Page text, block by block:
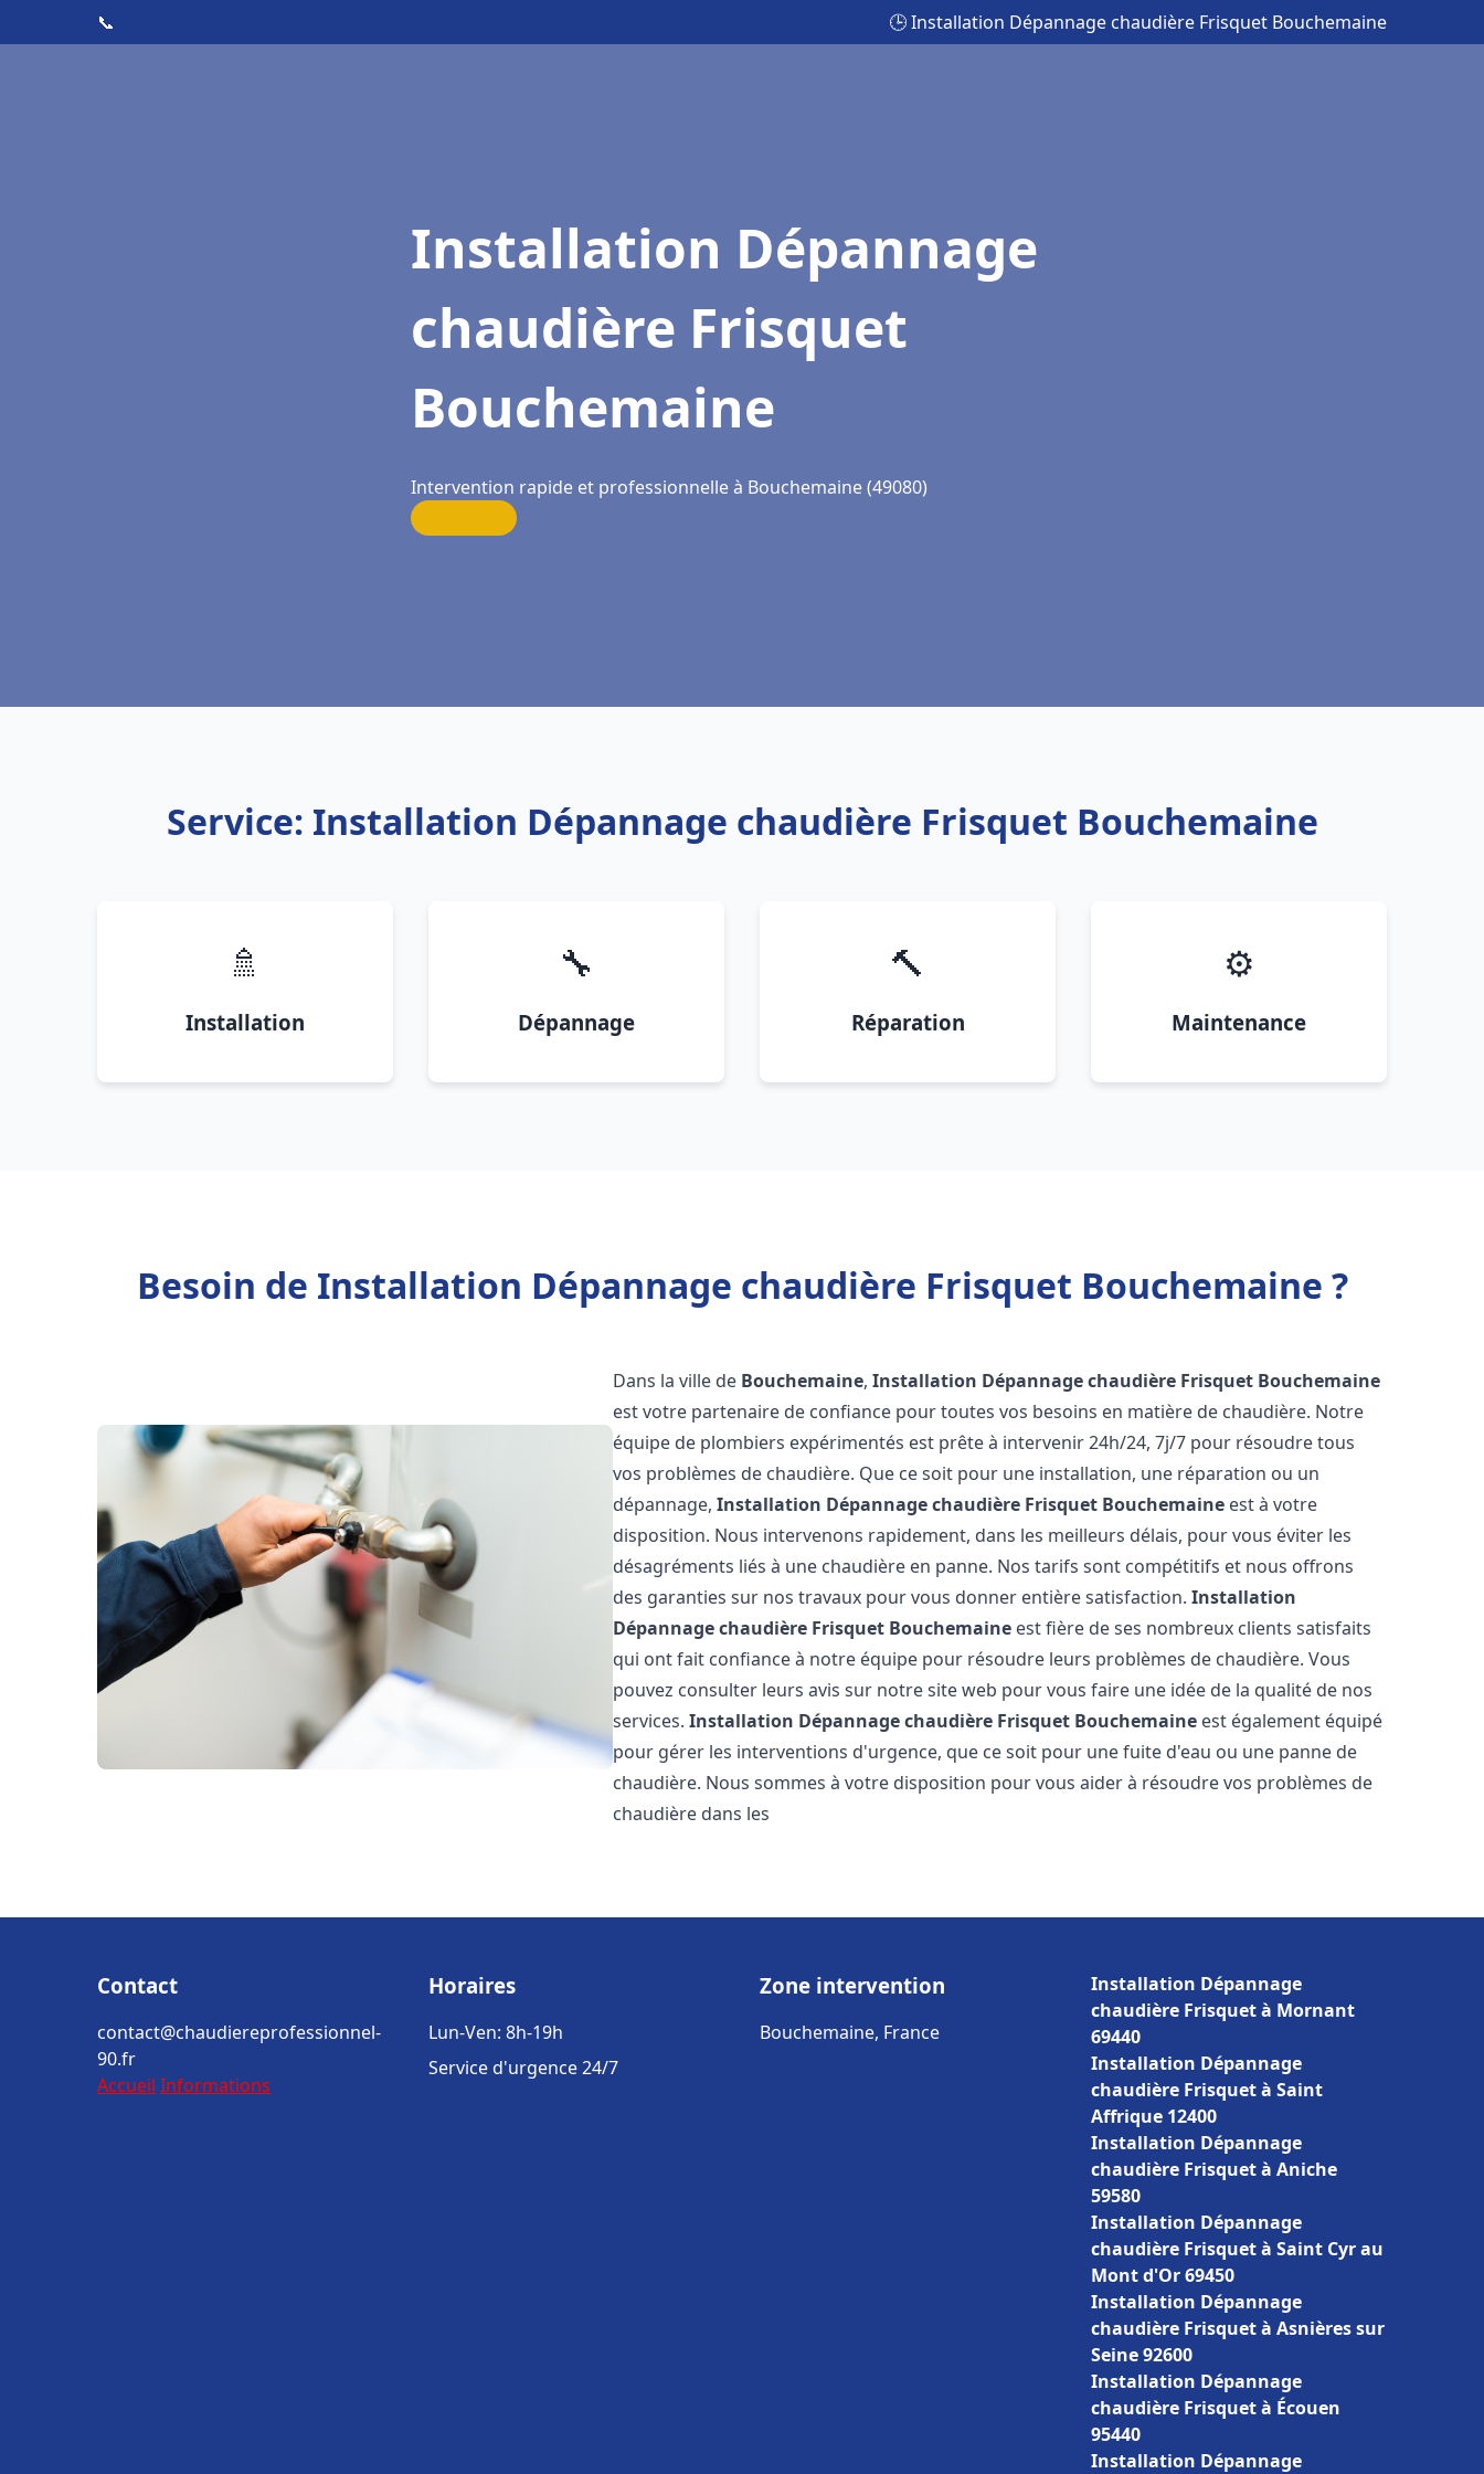
📞 🕒 Installation Dépannage chaudière Frisquet Bouchemaine
Installation Dépannage
chaudière Frisquet
Bouchemaine
Intervention rapide et professionnelle à Bouchemaine (49080)
Service: Installation Dépannage chaudière Frisquet Bouchemaine
🚿
Installation
🔧
Dépannage
🔨
Réparation
⚙️
Maintenance
Besoin de Installation Dépannage chaudière Frisquet Bouchemaine ?
Dans la ville de Bouchemaine,Installation Dépannage chaudière Frisquet Bouchemaine
est votre partenaire de confiance pour toutes vos besoins en matière de chaudière. Notre
équipe de plombiers expérimentés est prête à intervenir 24h/24, 7j/7 pour résoudre tous
vos problèmes de chaudière. Que ce soit pour une installation, une réparation ou un
dépannage,Installation Dépannage chaudière Frisquet Bouchemaine est à votre
disposition. Nous intervenons rapidement, dans les meilleurs délais, pour vous éviter les
désagréments liés à une chaudière en panne. Nos tarifs sont compétitifs et nous offrons
des garanties sur nos travaux pour vous donner entière satisfaction.Installation
Dépannage chaudière Frisquet Bouchemaine est fière de ses nombreux clients satisfaits
qui ont fait confiance à notre équipe pour résoudre leurs problèmes de chaudière. Vous
pouvez consulter leurs avis sur notre site web pour vous faire une idée de la qualité de nos
services.Installation Dépannage chaudière Frisquet Bouchemaine est également équipé
pour gérer les interventions d'urgence, que ce soit pour une fuite d'eau ou une panne de
chaudière. Nous sommes à votre disposition pour vous aider à résoudre vos problèmes de
chaudière dans les
Contact
contact@chaudiereprofessionnel-
90.fr
Accueil Informations
Horaires
Lun-Ven: 8h-19h
Service d'urgence 24/7
Zone intervention
Bouchemaine, France
Installation Dépannage
chaudière Frisquet à Mornant
69440
Installation Dépannage
chaudière Frisquet à Saint
Affrique 12400
Installation Dépannage
chaudière Frisquet à Aniche
59580
Installation Dépannage
chaudière Frisquet à Saint Cyr au
Mont d'Or 69450
Installation Dépannage
chaudière Frisquet à Asnières sur
Seine 92600
Installation Dépannage
chaudière Frisquet à Écouen
95440
Installation Dépannage